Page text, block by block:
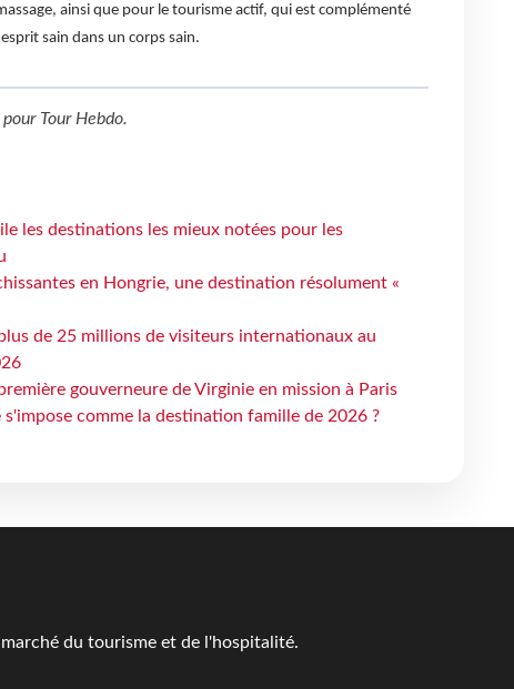
ainsi que pour le tourisme actif, qui est complémenté
sain dans un corps sain.
Tour Hebdo.
les destinations les mieux notées pour les
en Hongrie, une destination résolument «
de 25 millions de visiteurs internationaux au
gouverneure de Virginie en mission à Paris
comme la destination famille de 2026 ?
du tourisme et de l'hospitalité.